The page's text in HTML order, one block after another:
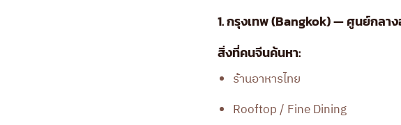
1. กรุงเทพ (Bangkok) — ศูนย์กลา
สิ่งที่คนจีนค้นหา:
ร้านอาหารไทย
Rooftop / Fine Dining